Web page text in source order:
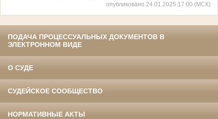
опубликовано 24.01.2025 17:00 (МСК)
ПОДАЧА ПРОЦЕССУАЛЬНЫХ ДОКУМЕНТОВ В
ЭЛЕКТРОННОМ ВИДЕ
О СУДЕ
СУДЕЙСКОЕ СООБЩЕСТВО
НОРМАТИВНЫЕ АКТЫ